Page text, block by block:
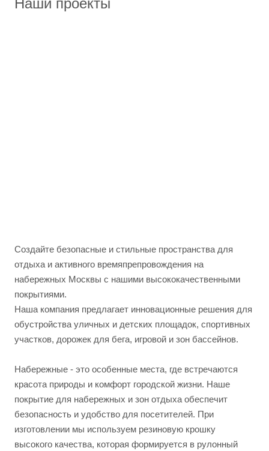
Наши проекты
Создайте безопасные и стильные пространства для
отдыха и активного времяпрепровождения на
набережных Москвы с нашими высококачественными
покрытиями.
Наша компания предлагает инновационные решения для
обустройства уличных и детских площадок, спортивных
участков, дорожек для бега, игровой и зон бассейнов.
Набережные - это особенные места, где встречаются
красота природы и комфорт городской жизни. Наше
покрытие для набережных и зон отдыха обеспечит
безопасность и удобство для посетителей. При
изготовлении мы используем резиновую крошку
высокого качества, которая формируется в рулонный